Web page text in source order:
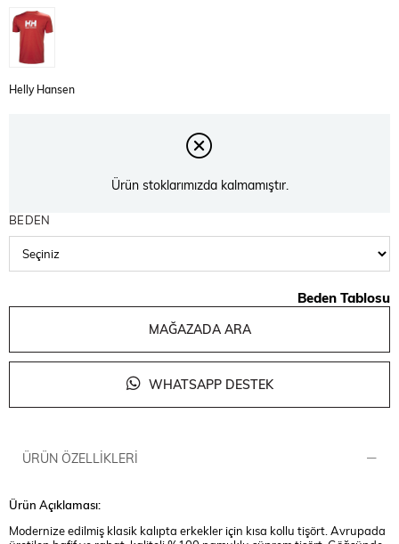
Helly Hansen
Ürün stoklarımızda kalmamıştır.
BEDEN
Beden Tablosu
MAĞAZADA ARA
WHATSAPP DESTEK
ÜRÜN ÖZELLIKLERI
Ürün Açıklaması:
Modernize edilmiş klasik kalıpta erkekler için kısa kollu tişört. Avrupada